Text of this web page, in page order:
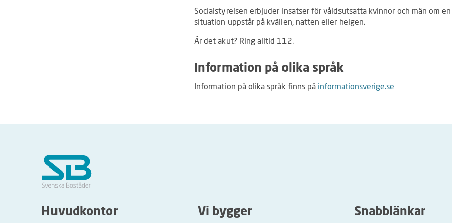
Socialstyrelsen erbjuder insatser för våldsutsatta kvinnor och män om en
situation uppstår på kvällen, natten eller helgen.
Är det akut? Ring alltid 112.
Information på olika språk
Information på olika språk finns på informationsverige.se
Huvudkontor Vi bygger Snabblänkar